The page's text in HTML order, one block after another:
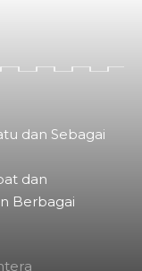
dan Sebagai
dan
Berbagai